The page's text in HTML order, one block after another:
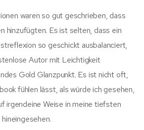
waren so gut geschrieben, dass
hinzufügten. Es ist selten, dass ein
so geschickt ausbalanciert,
Autor mit Leichtigkeit
Gold Glanzpunkt. Es ist nicht oft,
fühlen lässt, als würde ich gesehen,
irgendeine Weise in meine tiefsten